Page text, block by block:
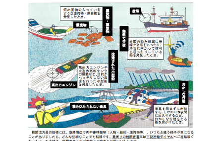
新艇・展示艇情報 中古艇情報
求人情報 会社概要